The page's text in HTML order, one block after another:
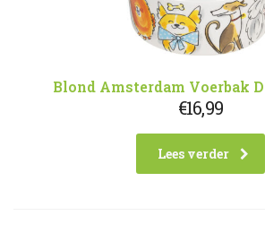
Blond Amsterdam Voerbak
€16,99
Lees verder